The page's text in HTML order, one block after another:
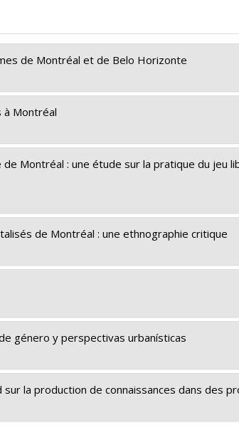
de Montréal et de Belo Horizonte
Montréal
Montréal : une étude sur la pratique du jeu
de Montréal : une ethnographie critique
género y perspectivas urbanísticas
la production de connaissances dans des